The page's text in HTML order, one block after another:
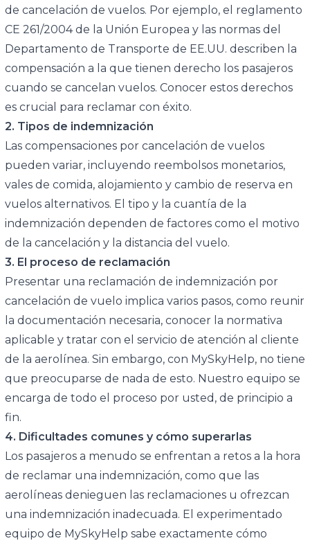
de cancelación de vuelos. Por ejemplo, el reglamento
CE 261/2004 de la Unión Europea y las normas del
Departamento de Transporte de EE.UU. describen la
compensación a la que tienen derecho los pasajeros
cuando se cancelan vuelos. Conocer estos derechos
es crucial para reclamar con éxito.
2. Tipos de indemnización
Las compensaciones por cancelación de vuelos
pueden variar, incluyendo reembolsos monetarios,
vales de comida, alojamiento y cambio de reserva en
vuelos alternativos. El tipo y la cuantía de la
indemnización dependen de factores como el motivo
de la cancelación y la distancia del vuelo.
3. El proceso de reclamación
Presentar una reclamación de indemnización por
cancelación de vuelo implica varios pasos, como reunir
la documentación necesaria, conocer la normativa
aplicable y tratar con el servicio de atención al cliente
de la aerolínea. Sin embargo, con MySkyHelp, no tiene
que preocuparse de nada de esto. Nuestro equipo se
encarga de todo el proceso por usted, de principio a
fin.
4. Dificultades comunes y cómo superarlas
Los pasajeros a menudo se enfrentan a retos a la hora
de reclamar una indemnización, como que las
aerolíneas denieguen las reclamaciones u ofrezcan
una indemnización inadecuada. El experimentado
equipo de MySkyHelp sabe exactamente cómo